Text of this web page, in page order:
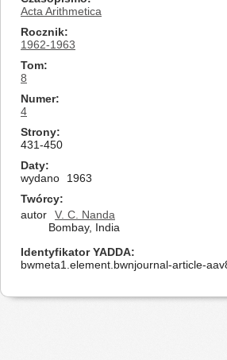
Acta Arithmetica
Rocznik
1962-1963
Tom
8
Numer
4
Strony
431-450
Daty
wydano
1963
Twórcy
autor
V. C. Nanda
Bombay, India
Identyfikator YADDA
bwmeta1.element.bwnjournal-article-